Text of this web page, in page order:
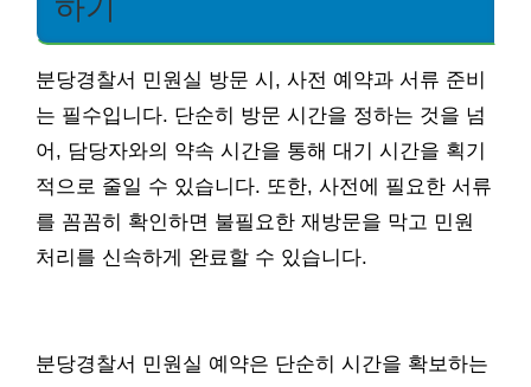
하기
분당경찰서 민원실 방문 시, 사전 예약과 서류 준비
는 필수입니다. 단순히 방문 시간을 정하는 것을 넘
어, 담당자와의 약속 시간을 통해 대기 시간을 획기
적으로 줄일 수 있습니다. 또한, 사전에 필요한 서류
를 꼼꼼히 확인하면 불필요한 재방문을 막고 민원
처리를 신속하게 완료할 수 있습니다.
분당경찰서 민원실 예약은 단순히 시간을 확보하는